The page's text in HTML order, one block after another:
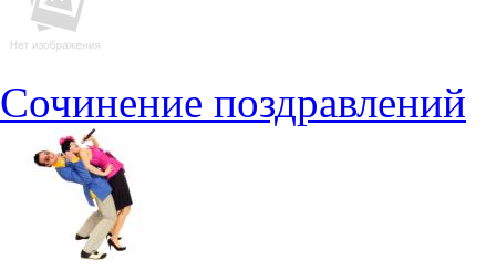
Сочинение поздравлений